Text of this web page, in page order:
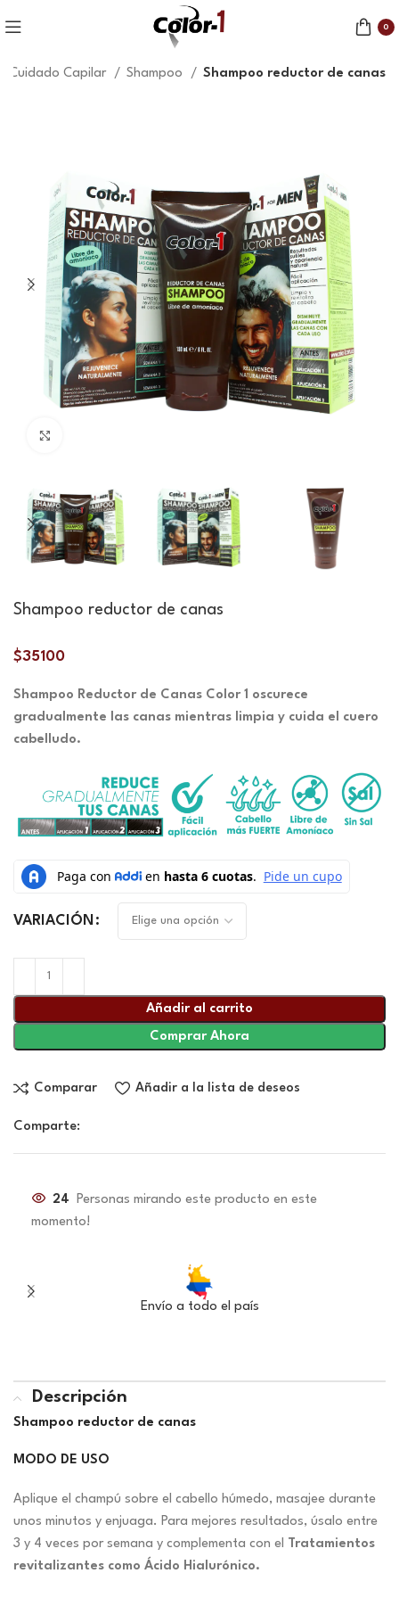
0
Cuidado Capilar Shampoo Shampoo reductor de canas
Shampoo reductor de canas
$35100
Shampoo Reductor de Canas Color 1 oscurece
gradualmente las canas mientras limpia y cuida el cuero
cabelludo.
VARIACIÓN
Añadir al carrito
Comprar Ahora
Comparar Añadir a la lista de deseos
Comparte:
24
Personas mirando este producto en este
momento!
Envío a todo el país
Descripción
Shampoo reductor de canas
MODO DE USO
Aplique el champú sobre el cabello húmedo, masajee durante
unos minutos y enjuaga. Para mejores resultados, úsalo entre
3 y 4 veces por semana y complementa con el
Tratamientos
revitalizantes como Ácido Hialurónico.